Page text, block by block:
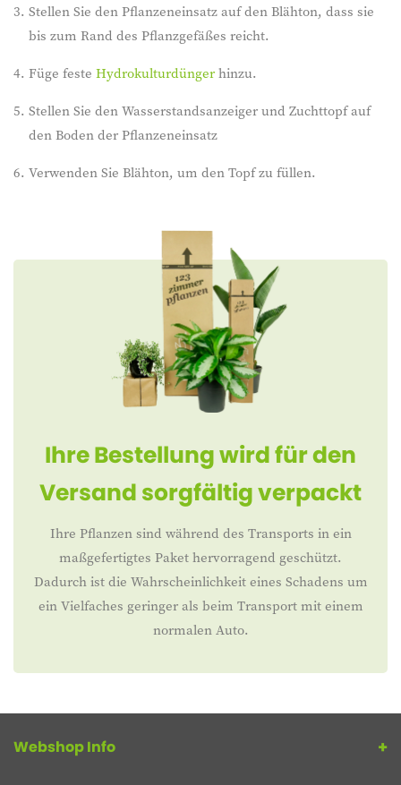
Stellen Sie den Pflanzeneinsatz auf den Blähton, dass sie
bis zum Rand des Pflanzgefäßes reicht.
Füge feste Hydrokulturdüngerhinzu.
Stellen Sie den Wasserstandsanzeiger und Zuchttopf auf
den Boden der Pflanzeneinsatz
Verwenden Sie Blähton, um den Topf zu füllen.
Ihre Bestellung wird für den
Versand sorgfältig verpackt
Ihre Pflanzen sind während des Transports in ein
maßgefertigtes Paket hervorragend geschützt.
Dadurch ist die Wahrscheinlichkeit eines Schadens um
ein Vielfaches geringer als beim Transport mit einem
normalen Auto.
Webshop Info